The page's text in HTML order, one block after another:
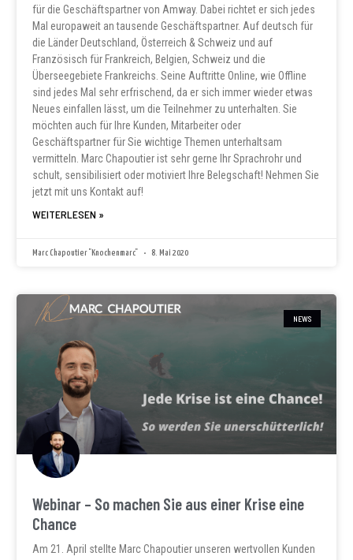
für die Geschäftspartner von Amway. Dabei richtet er sich jedes
Mal europaweit an tausende Geschäftspartner. Auf deutsch für
die Länder Deutschland, Österreich & Schweiz und auf
Französisch für Frankreich, Belgien, Schweiz und die
Überseegebiete Frankreichs. Seine Auftritte Online, wie Offline
sind jedes Mal sehr erfrischend, da er sich immer wieder etwas
Neues einfallen lässt, um die Teilnehmer zu unterhalten. Sie
möchten auch für Ihre Kunden, Mitarbeiter oder
Geschäftspartner für Sie wichtige Themen unterhaltsam
vermitteln. Marc Chapoutier ist sehr gerne Ihr Sprachrohr und
schult, sensibilisiert oder motiviert Ihre Belegschaft! Nehmen Sie
jetzt mit uns Kontakt auf!
WEITERLESEN »
Marc Chapoutier "Knochenmarc" 8. Mai 2020
NEWS
Webinar – So machen Sie aus einer Krise eine
Chance
Am 21. April stellte Marc Chapoutier unseren wertvollen Kunden